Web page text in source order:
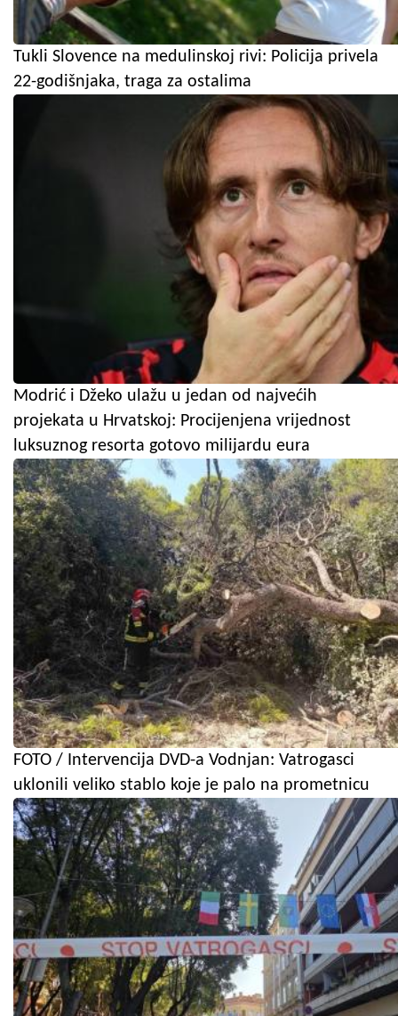
Tukli Slovence na medulinskoj rivi: Policija privela
22-godišnjaka, traga za ostalima
Modrić i Džeko ulažu u jedan od najvećih
projekata u Hrvatskoj: Procijenjena vrijednost
luksuznog resorta gotovo milijardu eura
FOTO / Intervencija DVD-a Vodnjan: Vatrogasci
uklonili veliko stablo koje je palo na prometnicu